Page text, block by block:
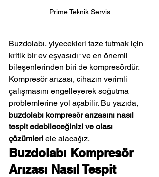
Prime Teknik Servis
Buzdolabı, yiyecekleri taze tutmak için
kritik bir ev eşyasıdır ve en önemli
bileşenlerinden biri de kompresördür.
Kompresör arızası, cihazın verimli
çalışmasını engelleyerek soğutma
problemlerine yol açabilir. Bu yazıda,
buzdolabı kompresör arızasını nasıl
tespit edebileceğinizi ve olası
çözümleri ele alacağız.
Buzdolabı Kompresör
Arızası Nasıl Tespit